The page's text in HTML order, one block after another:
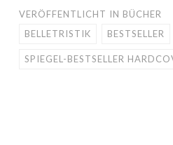
VERÖFFENTLICHT IN BÜCHER
BELLETRISTIK
BESTSELLER
SPIEGEL-BESTSELLER